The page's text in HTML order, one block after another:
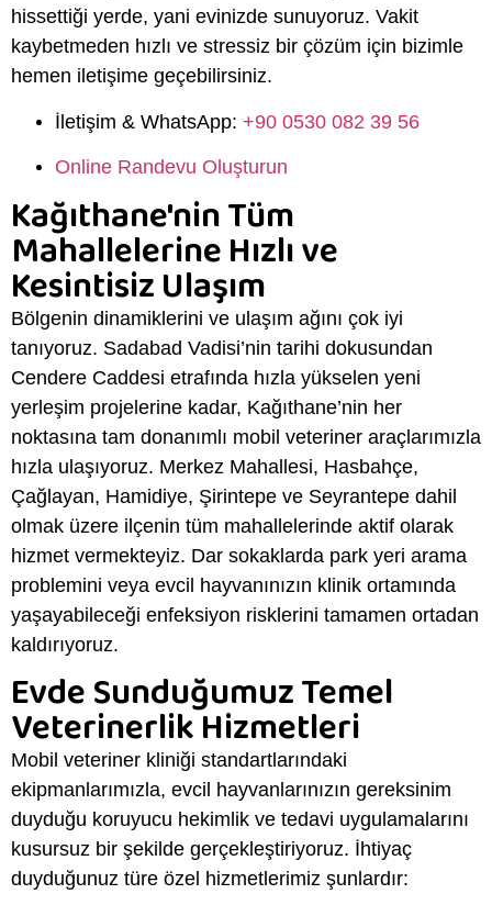
hissettiği yerde, yani evinizde sunuyoruz. Vakit
kaybetmeden hızlı ve stressiz bir çözüm için bizimle
hemen iletişime geçebilirsiniz.
İletişim & WhatsApp: +90 0530 082 39 56
Online Randevu Oluşturun
Kağıthane'nin Tüm
Mahallelerine Hızlı ve
Kesintisiz Ulaşım
Bölgenin dinamiklerini ve ulaşım ağını çok iyi
tanıyoruz. Sadabad Vadisi’nin tarihi dokusundan
Cendere Caddesi etrafında hızla yükselen yeni
yerleşim projelerine kadar, Kağıthane’nin her
noktasına tam donanımlı mobil veteriner araçlarımızla
hızla ulaşıyoruz. Merkez Mahallesi, Hasbahçe,
Çağlayan, Hamidiye, Şirintepe ve Seyrantepe dahil
olmak üzere ilçenin tüm mahallelerinde aktif olarak
hizmet vermekteyiz. Dar sokaklarda park yeri arama
problemini veya evcil hayvanınızın klinik ortamında
yaşayabileceği enfeksiyon risklerini tamamen ortadan
kaldırıyoruz.
Evde Sunduğumuz Temel
Veterinerlik Hizmetleri
Mobil veteriner kliniği standartlarındaki
ekipmanlarımızla, evcil hayvanlarınızın gereksinim
duyduğu koruyucu hekimlik ve tedavi uygulamalarını
kusursuz bir şekilde gerçekleştiriyoruz. İhtiyaç
duyduğunuz türe özel hizmetlerimiz şunlardır: